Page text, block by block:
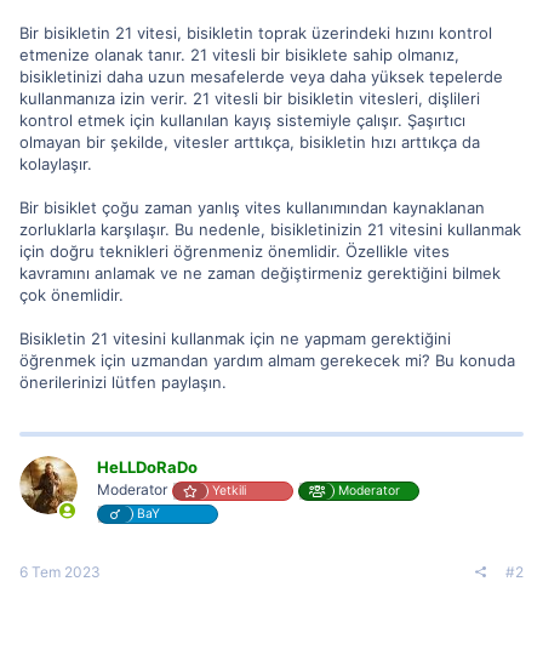
Bir bisikletin 21 vitesi, bisikletin toprak üzerindeki hızını kontrol
etmenize olanak tanır. 21 vitesli bir bisiklete sahip olmanız,
bisikletinizi daha uzun mesafelerde veya daha yüksek tepelerde
kullanmanıza izin verir. 21 vitesli bir bisikletin vitesleri, dişlileri
kontrol etmek için kullanılan kayış sistemiyle çalışır. Şaşırtıcı
olmayan bir şekilde, vitesler arttıkça, bisikletin hızı arttıkça da
kolaylaşır.
Bir bisiklet çoğu zaman yanlış vites kullanımından kaynaklanan
zorluklarla karşılaşır. Bu nedenle, bisikletinizin 21 vitesini kullanmak
için doğru teknikleri öğrenmeniz önemlidir. Özellikle vites
kavramını anlamak ve ne zaman değiştirmeniz gerektiğini bilmek
çok önemlidir.
Bisikletin 21 vitesini kullanmak için ne yapmam gerektiğini
öğrenmek için uzmandan yardım almam gerekecek mi? Bu konuda
önerilerinizi lütfen paylaşın.
HeLLDoRaDo
Moderator Yetkili
Moderator
BaY
6 Tem 2023 #2